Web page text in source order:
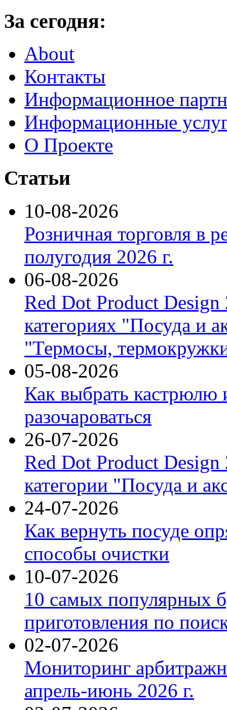
За сегодня:
About
Контакты
Информационное
Информационные
О Проекте
Статьи
10-08-2026
Розничная торговля в
полугодия 2026 г.
06-08-2026
Red Dot Product Design
категориях "Посуда и
"Термосы,
05-08-2026
Как выбрать кастрюлю
разочароваться
26-07-2026
Red Dot Product Design
категории "Посуда и
24-07-2026
Как вернуть посуде
способы очистки
10-07-2026
10 самых популярных
приготовления по
02-07-2026
Мониторинг
апрель-июнь 2026 г.